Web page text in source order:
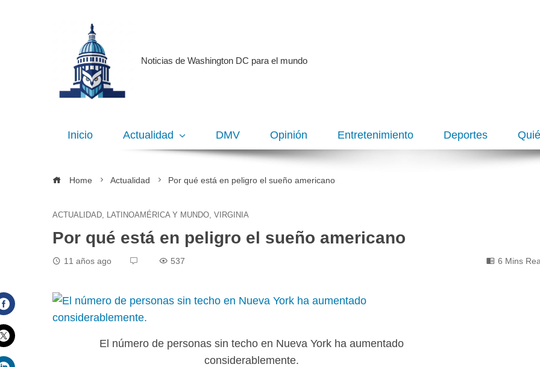
Noticias de Washington DC para el mundo
Inicio Actualidad DMV Opinión Entretenimiento Deportes
Home Actualidad Por qué está en peligro el sueño americano
ACTUALIDAD, LATINOAMÉRICA Y MUNDO, VIRGINIA
Por qué está en peligro el sueño americano
11 años ago 537 6 Mins
Facebook
Twitter
El número de personas sin techo en Nueva York ha aumentado
considerablemente.